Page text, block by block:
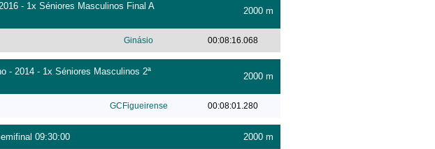
- 1x Séniores Masculinos Final A
2000 m
Ginásio 00:08:16.068
- 2014 - 1x Séniores Masculinos 2ª
2000 m
GCFigueirense 00:08:01.280
09:30:00 2000 m